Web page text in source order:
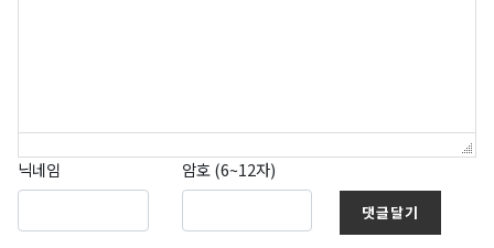
닉네임 암호 (6~12자)
댓글달기